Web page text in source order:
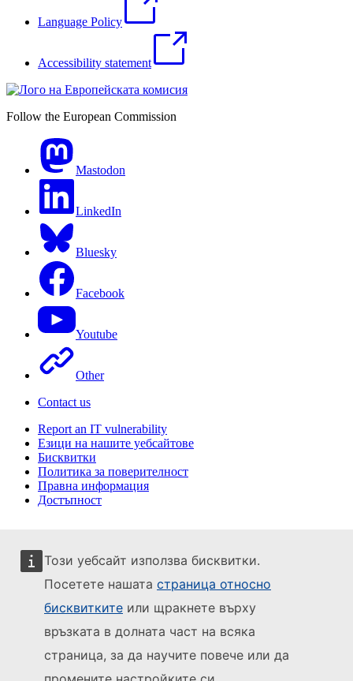
Този уебсайт използва бисквитки.
Посетете нашата страница относно
бисквитките или щракнете върху
връзката в долната част на всяка
страница, за да научите повече или да
Language Policy
Accessibility statement
Follow the European Commission
Mastodon
LinkedIn
Bluesky
Facebook
Youtube
Other
Contact us
Report an IT vulnerability
Езици на нашите уебсайтове
Бисквитки
Политика за поверителност
Правна информация
Достъпност